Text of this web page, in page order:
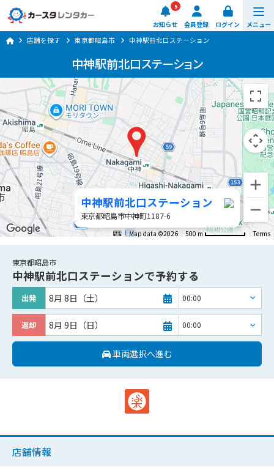
お知らせ
5
会員登録 ログイン メニュー
車種・料金
店舗を探す
ご利用ガイド
楽のりスマート
0570-064-179
店舗を探す 東京都昭島市 中神駅前北口ステーション
中神駅前北口ステーション
Map data ©2026 500 m Terms
中神駅前北口ステーション
東京都昭島市中神町1187-6
東京都昭島市
中神駅前北口ステーションで予約する
出発 8月 8日（土）
返却 8月 9日（日）
車両選択へ進む
店舗情報